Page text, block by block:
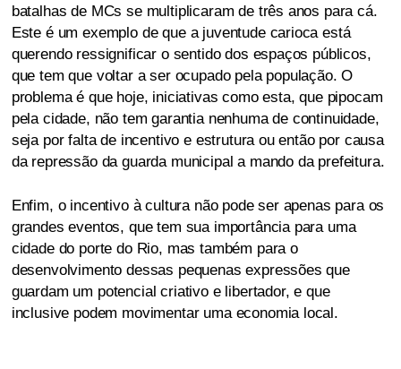
batalhas de MCs se multiplicaram de três anos para cá.
Este é um exemplo de que a juventude carioca está
querendo ressignificar o sentido dos espaços públicos,
que tem que voltar a ser ocupado pela população. O
problema é que hoje, iniciativas como esta, que pipocam
pela cidade, não tem garantia nenhuma de continuidade,
seja por falta de incentivo e estrutura ou então por causa
da repressão da guarda municipal a mando da prefeitura.
Enfim, o incentivo à cultura não pode ser apenas para os
grandes eventos, que tem sua importância para uma
cidade do porte do Rio, mas também para o
desenvolvimento dessas pequenas expressões que
guardam um potencial criativo e libertador, e que
inclusive podem movimentar uma economia local.